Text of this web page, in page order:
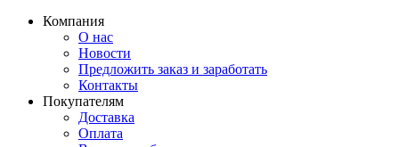
Компания
О нас
Новости
Предложить заказ и заработать
Контакты
Покупателям
Доставка
Оплата